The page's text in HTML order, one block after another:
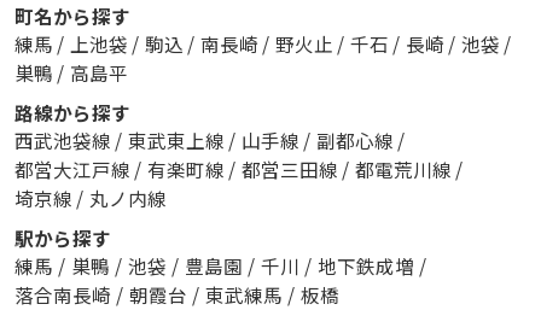
町名から探す
練馬 / 上池袋 / 駒込 / 南長崎 / 野火止 / 千石 / 長崎 / 池袋 /
巣鴨 / 高島平
路線から探す
西武池袋線 / 東武東上線 / 山手線 / 副都心線 /
都営大江戸線 / 有楽町線 / 都営三田線 / 都電荒川線 /
埼京線 / 丸ノ内線
駅から探す
練馬 / 巣鴨 / 池袋 / 豊島園 / 千川 / 地下鉄成増 /
落合南長崎 / 朝霞台 / 東武練馬 / 板橋